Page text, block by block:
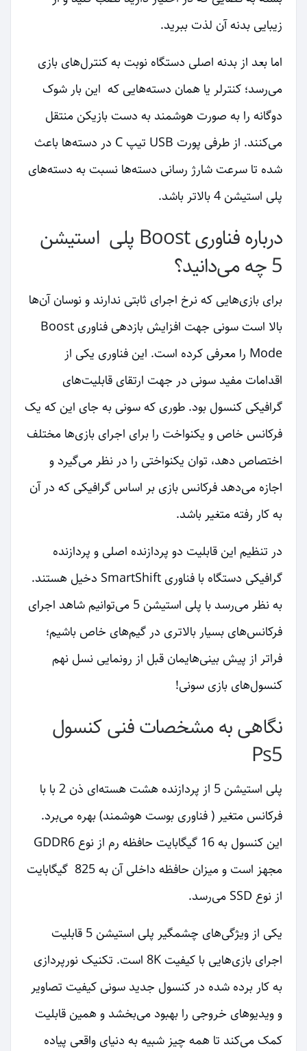
زیبایی بدنه آن لذت ببرید.
اما بعد از بدنه اصلی دستگاه نوبت به کنترل‌های بازی
می‌رسد؛ کنترلر یا همان دسته‌هایی که این بار شوک
دوگانه را به صورت هوشمند به دست بازیکن منتقل
می‌کنند. از طرفی پورت USB تیپ C در دسته‌ها باعث
شده تا سرعت شارژ رسانی دسته‌ها نسبت به دسته‌های
پلی استیشن 4 بالاتر باشد.
درباره فناوری Boost پلی استیشن
5 چه می‌دانید؟
برای بازی‌هایی که نرخ اجرای ثابتی ندارند و نوسان آن‌ها
بالا است سونی جهت افزایش بازدهی فناوری Boost
Mode را معرفی کرده است. این فناوری یکی از
اقدامات مفید سونی در جهت ارتقای قابلیت‌های
گرافیکی کنسول بود. طوری که سونی به جای این که یک
فرکانس خاص و یکنواخت را برای اجرای بازی‌ها مختلف
اختصاص دهد، توان یکنواختی را در نظر می‌گیرد و
اجازه می‌دهد فرکانس بازی بر اساس گرافیکی که در آن
به کار رفته متغیر باشد.
در تنظیم این قابلیت دو پردازنده اصلی و پردازنده
گرافیکی دستگاه با فناوری SmartShift دخیل هستند.
به نظر می‌رسد با پلی استیشن 5 می‌توانیم شاهد اجرای
فرکانس‌های بسیار بالاتری در گیم‌های خاص باشیم؛
فراتر از پیش بینی‌هایمان قبل از رونمایی نسل نهم
کنسول‌های بازی سونی!
نگاهی به مشخصات فنی کنسول
Ps5
پلی استیشن 5 از پردازنده هشت هسته‌ای ذن 2 با با
فرکانس متغیر ( فناوری بوست هوشمند) بهره می‌برد.
این کنسول به 16 گیگابایت حافظه رم از نوع GDDR6
مجهز است و میزان حافظه داخلی آن به 825 گیگابایت
از نوع SSD می‌رسد.
یکی از ویژگی‌های چشمگیر پلی استیشن 5 قابلیت
اجرای بازی‌هایی با کیفیت 8K است. تکنیک نورپردازی
به کار برده شده در کنسول جدید سونی کیفیت تصاویر
و ویدیوهای خروجی را بهبود می‌بخشد و همین قابلیت
کمک می‌کند تا همه چیز شبیه به دنیای واقعی پیاده